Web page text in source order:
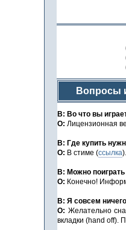
Вопросы
В: Во что вы
О: Лицензионная
В: Где купить
О: В стиме (ссылка).
В: Можно
О: Конечно!
В: Я совсем
О: Желательно
вкладки (hand off).